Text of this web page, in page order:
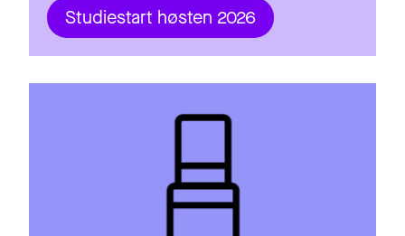
Studiestart høsten 2026